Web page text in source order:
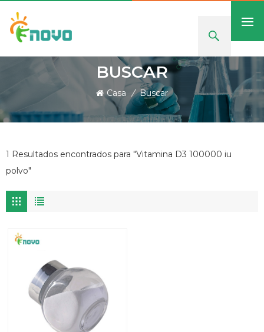
BUSCAR
Casa / Buscar
1 Resultados encontrados para "Vitamina D3 100000 iu
polvo"